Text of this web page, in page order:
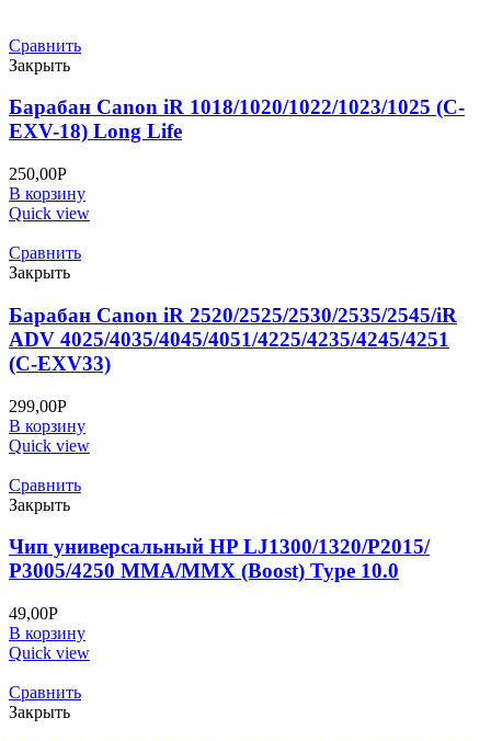
Сравнить
Закрыть
Барабан Canon iR 1018/1020/1022/1023/1025 (C-
EXV-18) Long Life
250,00Р
В корзину
Quick view
Сравнить
Закрыть
Барабан Canon iR 2520/2525/2530/2535/2545/iR
ADV 4025/4035/4045/4051/4225/4235/4245/4251
(C-EXV33)
299,00Р
В корзину
Quick view
Сравнить
Закрыть
Чип универсальный HP LJ1300/1320/P2015/
P3005/4250 MMA/MMX (Boost) Type 10.0
49,00Р
В корзину
Quick view
Сравнить
Закрыть